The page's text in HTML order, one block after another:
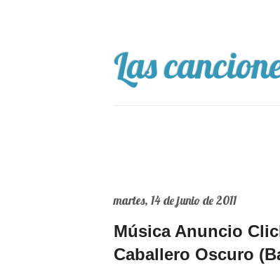
Las
martes, 14 de junio de 2011
Música Anuncio
Caballero Oscuro